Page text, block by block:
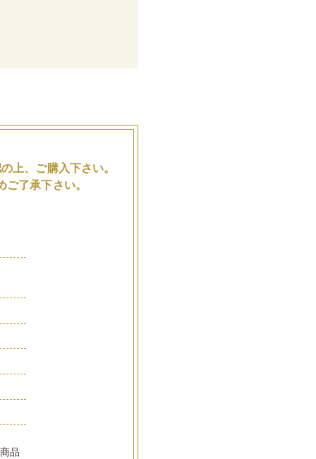
上、ご購入下さい。
了承下さい。
品